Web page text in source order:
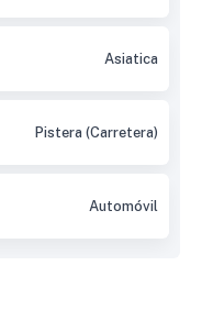
Asiatica
Pistera (Carretera)
Automóvil